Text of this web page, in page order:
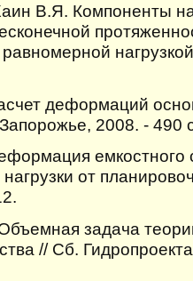
В.Я. Компоненты
равномерной
деформаций
2008. - 490
емкостного
нагрузки от
задача
// Сб.